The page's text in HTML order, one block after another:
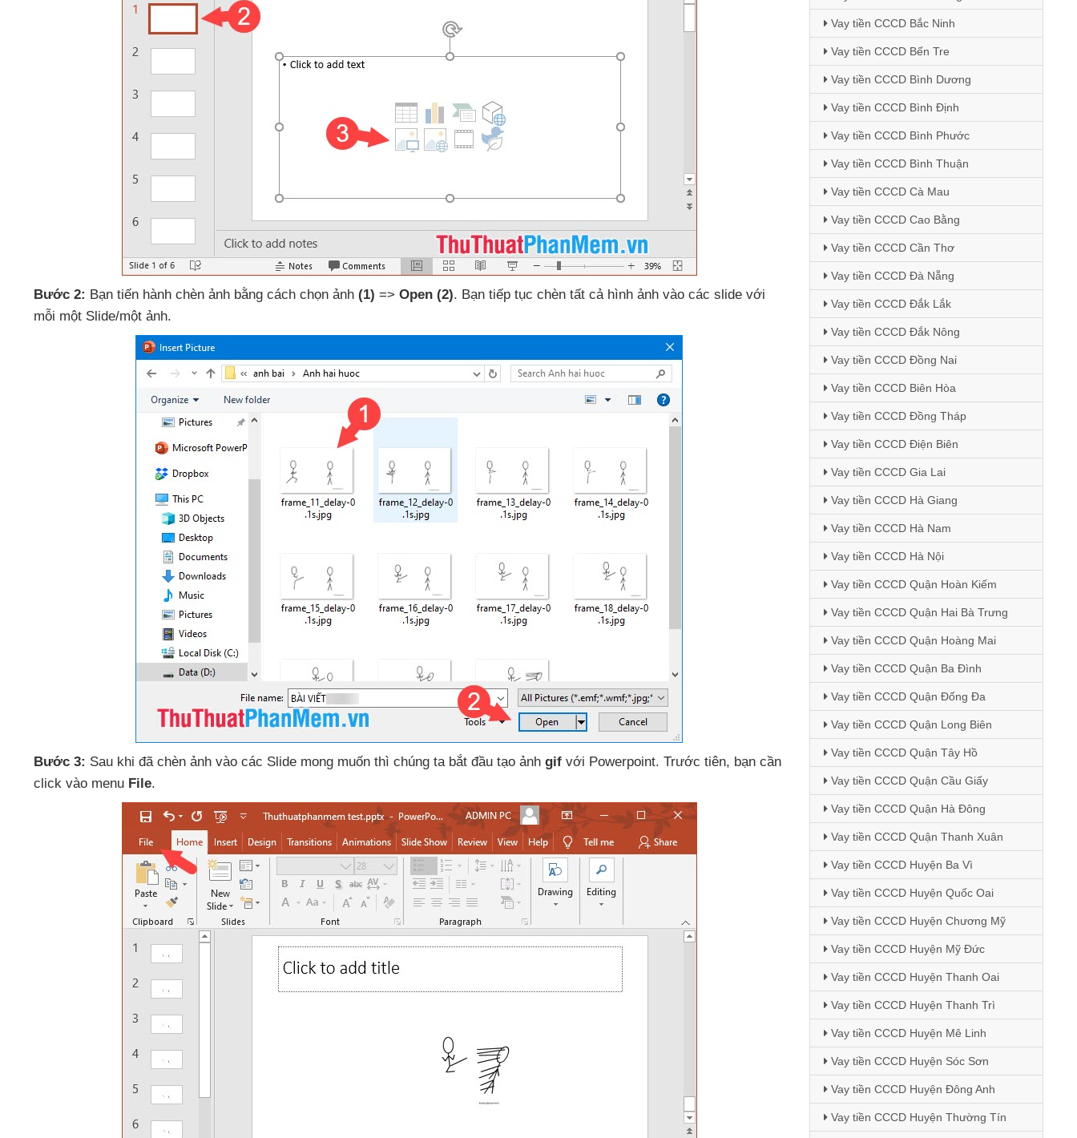
Bước 2: Bạn tiến hành chèn ảnh bằng cách chọn ảnh (1) => Open (2). Bạn tiếp tục chèn tất cả hình ảnh vào các slide với
mỗi một Slide/một ảnh.
Bước 3: Sau khi đã chèn ảnh vào các Slide mong muốn thì chúng ta bắt đầu tạo ảnh gif với Powerpoint. Trước tiên, bạn cần
click vào menu File.
Vay tiền CCCD Bắc Ninh
Vay tiền CCCD Bến Tre
Vay tiền CCCD Bình Dương
Vay tiền CCCD Bình Định
Vay tiền CCCD Bình Phước
Vay tiền CCCD Bình Thuận
Vay tiền CCCD Cà Mau
Vay tiền CCCD Cao Bằng
Vay tiền CCCD Cần Thơ
Vay tiền CCCD Đà Nẵng
Vay tiền CCCD Đắk Lắk
Vay tiền CCCD Đắk Nông
Vay tiền CCCD Đồng Nai
Vay tiền CCCD Biên Hòa
Vay tiền CCCD Đồng Tháp
Vay tiền CCCD Điện Biên
Vay tiền CCCD Gia Lai
Vay tiền CCCD Hà Giang
Vay tiền CCCD Hà Nam
Vay tiền CCCD Hà Nội
Vay tiền CCCD Quận Hoàn Kiếm
Vay tiền CCCD Quận Hai Bà Trưng
Vay tiền CCCD Quận Hoàng Mai
Vay tiền CCCD Quận Ba Đình
Vay tiền CCCD Quận Đống Đa
Vay tiền CCCD Quận Long Biên
Vay tiền CCCD Quận Tây Hồ
Vay tiền CCCD Quận Cầu Giấy
Vay tiền CCCD Quận Hà Đông
Vay tiền CCCD Quận Thanh Xuân
Vay tiền CCCD Huyện Ba Vì
Vay tiền CCCD Huyện Quốc Oai
Vay tiền CCCD Huyện Chương Mỹ
Vay tiền CCCD Huyện Mỹ Đức
Vay tiền CCCD Huyện Thanh Oai
Vay tiền CCCD Huyện Thanh Trì
Vay tiền CCCD Huyện Mê Linh
Vay tiền CCCD Huyện Sóc Sơn
Vay tiền CCCD Huyện Đông Anh
Vay tiền CCCD Huyện Thường Tín